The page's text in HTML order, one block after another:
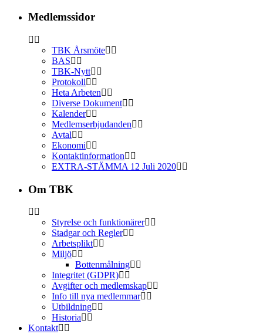
Medlemssidor
TBK Årsmöte
BAS
TBK-Nytt
Protokoll
Heta Arbeten
Diverse Dokument
Kalender
Medlemserbjudanden
Avtal
Ekonomi
Kontaktinformation
EXTRA-STÄMMA 12 Juli 2020
Om TBK
Styrelse och funktionärer
Stadgar och Regler
Arbetsplikt
Miljö
Bottenmålning
Integritet (GDPR)
Avgifter och medlemskap
Info till nya medlemmar
Utbildning
Historia
Kontakt